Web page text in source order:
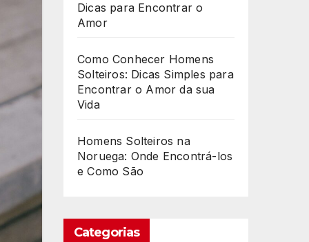
Dicas para Encontrar o
Amor
Como Conhecer Homens
Solteiros: Dicas Simples para
Encontrar o Amor da sua
Vida
Homens Solteiros na
Noruega: Onde Encontrá-los
e Como São
Categorias